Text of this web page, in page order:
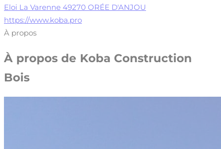
Eloi La Varenne 49270 ORÉE D'ANJOU
https://www.koba.pro
À propos
À propos de Koba Construction
Bois